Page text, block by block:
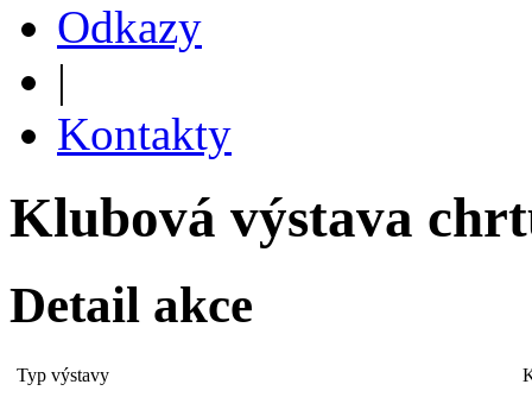
Odkazy
|
Kontakty
Klubová výstava
Detail akce
Typ výstavy